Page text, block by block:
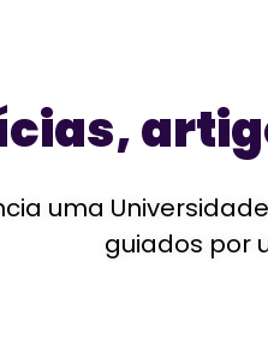
uma
guiados por